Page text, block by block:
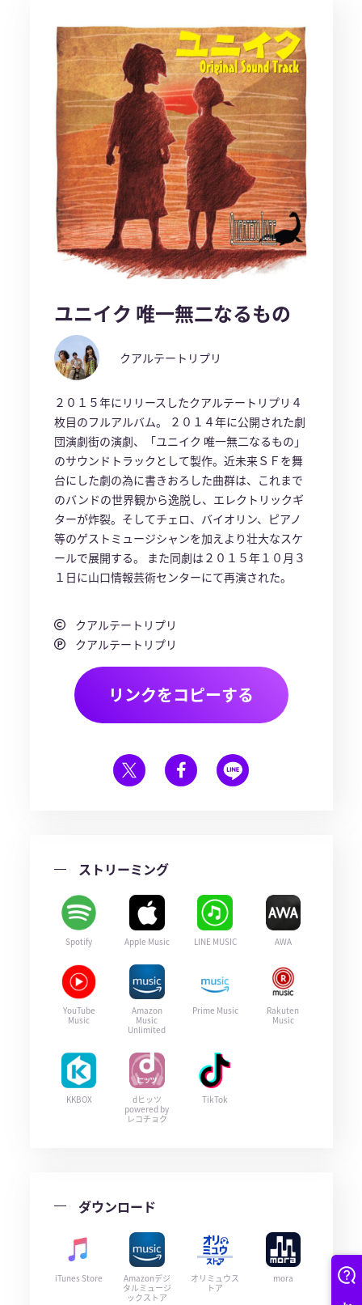
ユニイク 唯一無二なるもの
クアルテートリプリ
２０１５年にリリースしたクアルテートリプリ４
枚目のフルアルバム。 ２０１４年に公開された劇
団演劇街の演劇、「ユニイク 唯一無二なるもの」
のサウンドトラックとして製作。近未来ＳＦを舞
台にした劇の為に書きおろした曲群は、これまで
のバンドの世界観から逸脱し、エレクトリックギ
ターが炸裂。そしてチェロ、バイオリン、ピアノ
等のゲストミュージシャンを加えより壮大なスケ
ールで展開する。 また同劇は２０１５年１０月３
１日に山口情報芸術センターにて再演された。
クアルテートリプリ
クアルテートリプリ
リンクをコピーする
ストリーミング
Spotify Apple Music LINE MUSIC AWA
YouTube
Music
Amazon
Music
Unlimited
Prime Music
Rakuten
Music
KKBOX
dヒッツ
powered by
レコチョク
TikTok
ダウンロード
iTunes Store
Amazonデジ
タルミュージ
ックストア
オリミュウス
トア
mora